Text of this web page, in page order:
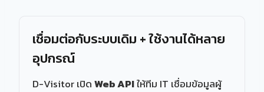
เชื่อมต่อกับระบบเดิม + ใช้งานได้หลาย
อุปกรณ์
D-Visitor เปิดWeb APIให้ทีม IT เชื่อมข้อมูลผู้